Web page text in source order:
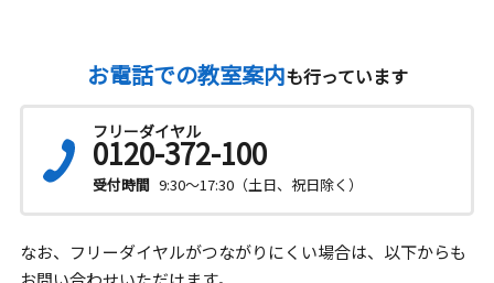
お電話での教室案内も行っています
フリーダイヤル
0120-372-100
受付時間 9:30～17:30（土日、祝日除く）
なお、フリーダイヤルがつながりにくい場合は、以下からも